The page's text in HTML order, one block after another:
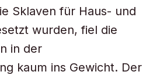
Sklaven für Haus- und
wurden, fiel die
in der
kaum ins Gewicht. Der